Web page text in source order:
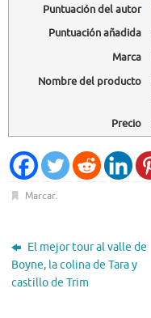
Puntuación del autor
Puntuación añadida
Marca
Nombre del producto
Precio
Marcar.
El mejor tour al valle de
Boyne, la colina de Tara y
castillo de Trim